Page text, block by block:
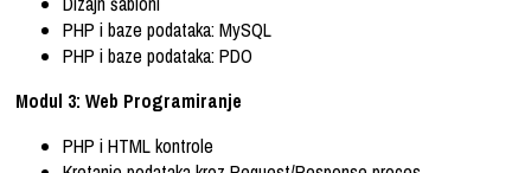
PHP i baze podataka: MySQL
PHP i baze podataka: PDO
Modul 3: Web Programiranje
PHP i HTML kontrole